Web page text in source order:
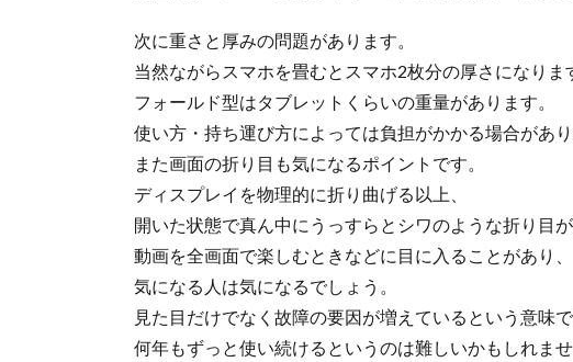
次に重さと厚みの問題があります。
当然ながらスマホを畳むとスマホ2枚分の厚さになりま
フォールド型はタブレットくらいの重量があります。
使い方・持ち運び方によっては負担がかかる場合があり
また画面の折り目も気になるポイントです。
ディスプレイを物理的に折り曲げる以上、
開いた状態で真ん中にうっすらとシワのような折り目が
動画を全画面で楽しむときなどに目に入ることがあり、
気になる人は気になるでしょう。
見た目だけでなく故障の要因が増えているという意味
何年もずっと使い続けるというのは難しいかもしれませ